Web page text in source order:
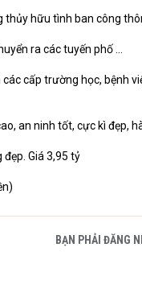
thủy hữu tình ban công
ra các tuyến phố ...
cấp trường học, bệnh
an ninh tốt, cực kì đẹp,
Giá 3,95 tỷ
BẠN PHẢI ĐĂNG